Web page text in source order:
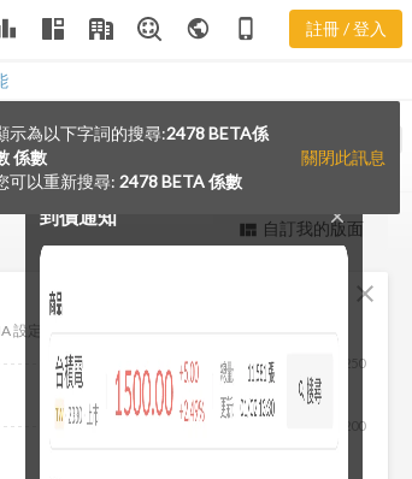
public phone_iphone 註冊 / 登入
示為以下字詞的搜尋:2478 BETA係
係數
可以重新搜尋: 2478 BETA 係數
關閉此訊息
更強大的進階價量圖表
到價通知 close
view_quilt 自訂我的版面
close
200
250
設定